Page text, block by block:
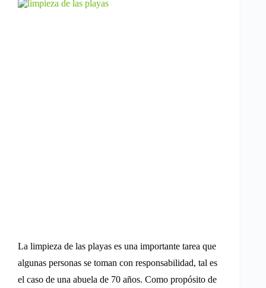
La limpieza de las playas es una importante tarea que
algunas personas se toman con responsabilidad, tal es
el caso de una abuela de 70 años. Como propósito de